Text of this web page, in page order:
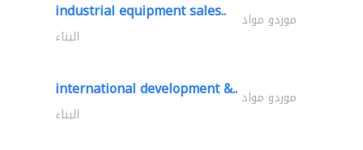
industrial equipment sales.. موردو مواد
البناء
international development &.. موردو مواد
البناء